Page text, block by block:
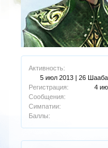
Активность:
5 июл 2013 | 26
Регистрация:
4
Сообщения:
Симпатии:
Баллы: